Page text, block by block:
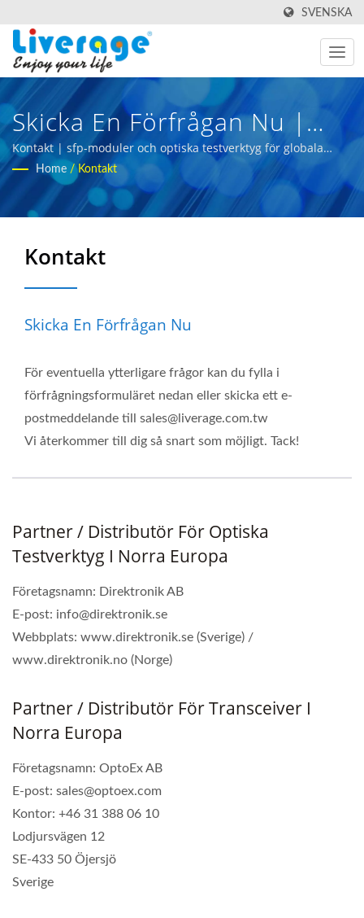
SVENSKA
Skicka En Förfrågan Nu |
Högpresterande
Fiberoptiska Transceivrar
För Datacenter
Kontakt | sfp-moduler och optiska testverktyg för globala
marknader
Home / Kontakt
Kontakt
Skicka En Förfrågan Nu
För eventuella ytterligare frågor kan du fylla i
förfrågningsformuläret nedan eller skicka ett e-
postmeddelande till sales@liverage.com.tw
Vi återkommer till dig så snart som möjligt. Tack!
Partner / Distributör För Optiska
Testverktyg I Norra Europa
Företagsnamn: Direktronik AB
E-post: info@direktronik.se
Webbplats: www.direktronik.se (Sverige) /
www.direktronik.no (Norge)
Partner / Distributör För Transceiver I
Norra Europa
Företagsnamn: OptoEx AB
E-post: sales@optoex.com
Kontor: +46 31 388 06 10
Lodjursvägen 12
SE-433 50 Öjersjö
Sverige